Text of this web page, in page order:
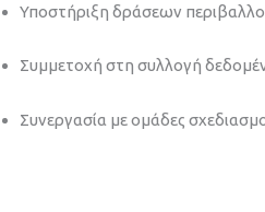
Υποστήριξη δράσεων
Συμμετοχή στη συλλογή
Συνεργασία με ομάδες